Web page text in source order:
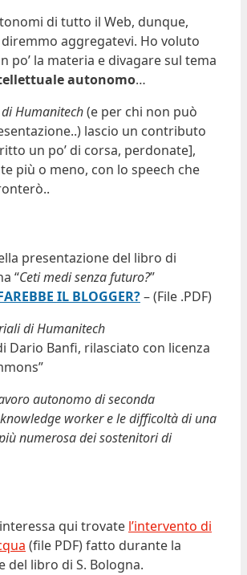
di tutto il Web, dunque,
aggregatevi. Ho voluto
po’ la materia e divagare sul tema
autonomo…
Humanitech(e per chi non può
lascio un contributo
un po’ di corsa, perdonate],
più o meno, con lo speech che
presentazione del libro di
“Ceti medi senza futuro?”
IL BLOGGER?– (File .PDF)
di Humanitech
Dario Banfi, rilasciato con licenza
autonomo di seconda
worker e le difficoltà di una
numerosa dei sostenitori di
qui trovate l’intervento di
(file PDF) fatto durante la
del libro di S. Bologna.